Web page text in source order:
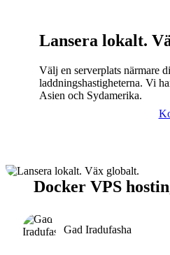
Lansera lokalt.
Välj en serverplats närmare
laddningshastigheterna. Vi
Asien och Sydamerika.
Docker VPS
Gad Iradufasha